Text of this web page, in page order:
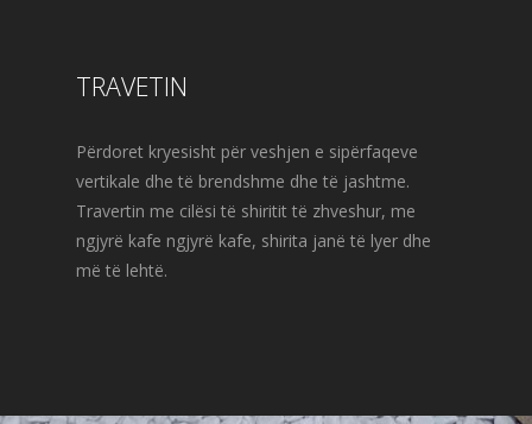
TRAVETIN
Përdoret kryesisht për veshjen e sipërfaqeve
vertikale dhe të brendshme dhe të jashtme.
Travertin me cilësi të shiritit të zhveshur, me
ngjyrë kafe ngjyrë kafe, shirita janë të lyer dhe
më të lehtë.